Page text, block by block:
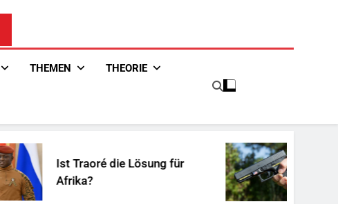
THEMEN THEORIE
Traoré die Lösung für